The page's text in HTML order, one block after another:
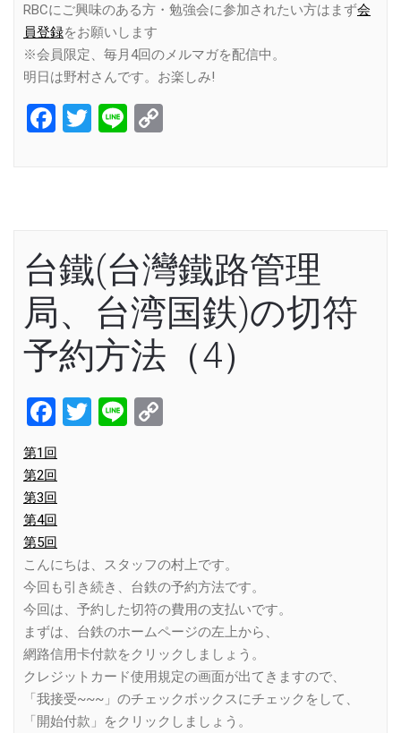
RBCにご興味のある方・勉強会に参加されたい方はまず会
員登録をお願いします
※会員限定、毎月4回のメルマガを配信中。
明日は野村さんです。お楽しみ!
Facebook
Twitter
Line
台鐵(台灣鐵路管理
局、台湾国鉄)の切符
予約方法（4）
Facebook
Twitter
Line
第1回
第2回
第3回
第4回
第5回
こんにちは、スタッフの村上です。
今回も引き続き、台鉄の予約方法です。
今回は、予約した切符の費用の支払いです。
まずは、台鉄のホームページの左上から、
網路信用卡付款をクリックしましょう。
クレジットカード使用規定の画面が出てきますので、
「我接受~~~」のチェックボックスにチェックをして、
「開始付款」をクリックしましょう。